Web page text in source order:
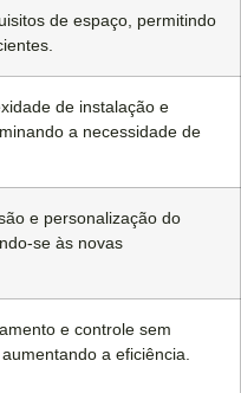
de espaço, permitindo
de instalação e
a necessidade de
e personalização do
se às novas
e controle sem
a eficiência.